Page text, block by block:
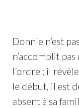
Donnie n’est
n’accomplit
l’ordre ; il
le début, il est
absent à sa